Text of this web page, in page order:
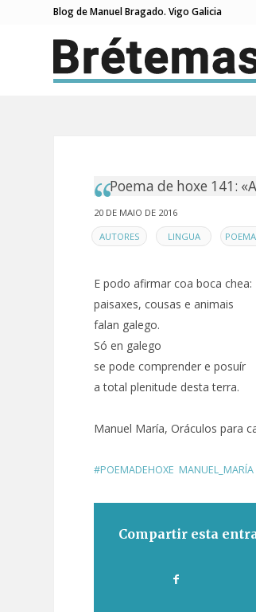
Blog de Manuel Bragado. Vigo Galicia
Poema de hoxe 141:
20 DE MAIO DE 2016
EN AUTORES LINGUA
E podo afirmar coa boca chea:
paisaxes, cousas e animais
falan galego.
Só en galego
se pode comprender e posuír
a total plenitude desta terra.
Manuel María, Oráculos para
#POEMADEHOXE MANUEL_MARÍA
Compartir esta